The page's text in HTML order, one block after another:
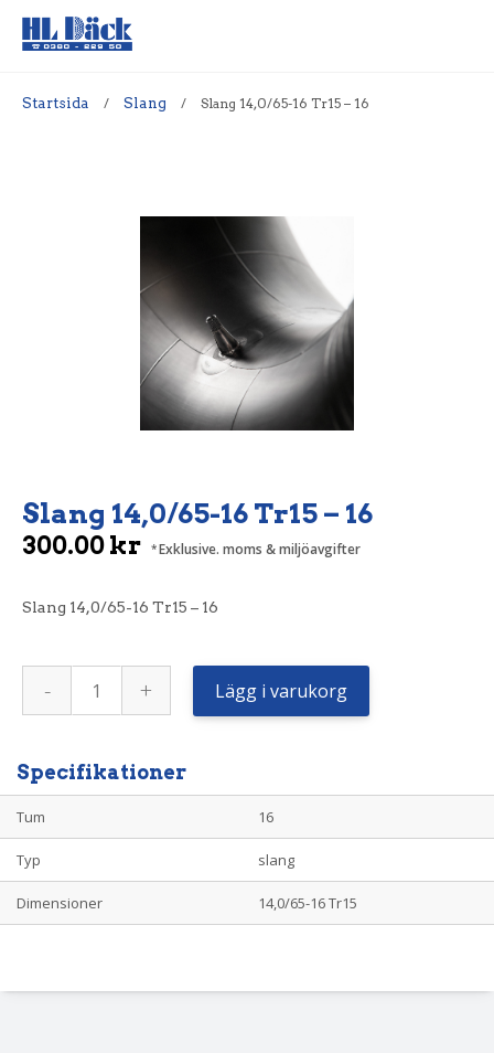
Startsida / Slang / Slang 14,0/65-16 Tr15 – 16
Slang 14,0/65-16 Tr15 – 16
300.00kr Exklusive. moms & miljöavgifter
Slang 14,0/65-16 Tr15 – 16
-
Slang
14,0/65-
Tr15
+ Lägg i varukorg
Specifikationer
Tum 16
Typ slang
Dimensioner 14,0/65-16 Tr15